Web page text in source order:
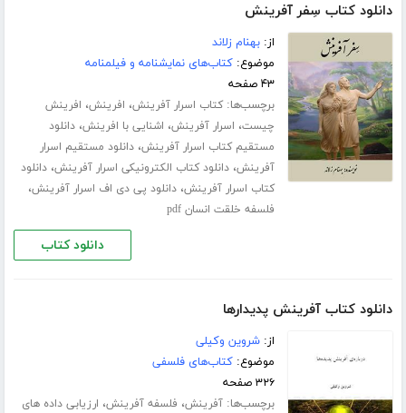
دانلود کتاب سِفر آفرینش
از:بهنام زلاند
موضوع:کتاب‌های نمایشنامه و فیلمنامه
۴۳ صفحه
برچسب‌ها:کتاب اسرار آفرینش، افرینش، افرینش
چیست، اسرار آفرینش، اشنایی با افرینش،دانلود
مستقیم کتاب اسرار آفرینش،دانلود مستقیم اسرار
آفرینش،دانلود کتاب الکترونیکی اسرار آفرینش،دانلود
کتاب اسرار آفرینش،دانلود پی دی اف اسرار آفرینش،
فلسفه خلقت انسان pdf
دانلود کتاب
دانلود کتاب آفرینش پدیدارها
از:شروین وکیلی
موضوع:کتاب‌های فلسفی
۳۲۶ صفحه
برچسب‌ها:آفرینش، فلسفه آفرینش، ارزیابی داده های